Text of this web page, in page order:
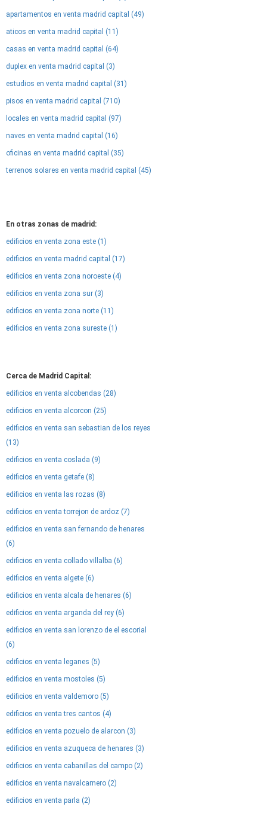
apartamentos en venta madrid capital (49)
aticos en venta madrid capital (11)
casas en venta madrid capital (64)
duplex en venta madrid capital (3)
estudios en venta madrid capital (31)
pisos en venta madrid capital (710)
locales en venta madrid capital (97)
naves en venta madrid capital (16)
oficinas en venta madrid capital (35)
terrenos solares en venta madrid capital (45)
En otras zonas de madrid:
edificios en venta zona este (1)
edificios en venta madrid capital (17)
edificios en venta zona noroeste (4)
edificios en venta zona sur (3)
edificios en venta zona norte (11)
edificios en venta zona sureste (1)
Cerca de Madrid Capital:
edificios en venta alcobendas (28)
edificios en venta alcorcon (25)
edificios en venta san sebastian de los reyes
(13)
edificios en venta coslada (9)
edificios en venta getafe (8)
edificios en venta las rozas (8)
edificios en venta torrejon de ardoz (7)
edificios en venta san fernando de henares
(6)
edificios en venta collado villalba (6)
edificios en venta algete (6)
edificios en venta alcala de henares (6)
edificios en venta arganda del rey (6)
edificios en venta san lorenzo de el escorial
(6)
edificios en venta leganes (5)
edificios en venta mostoles (5)
edificios en venta valdemoro (5)
edificios en venta tres cantos (4)
edificios en venta pozuelo de alarcon (3)
edificios en venta azuqueca de henares (3)
edificios en venta cabanillas del campo (2)
edificios en venta navalcarnero (2)
edificios en venta parla (2)